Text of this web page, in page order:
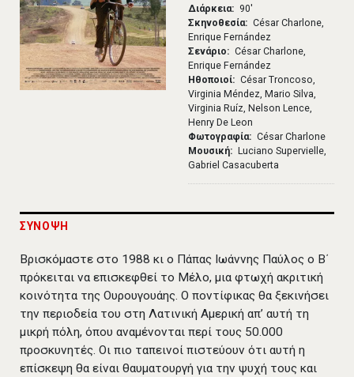
ΣΥΝΟΨΗ
Βρισκόμαστε στο 1988 κι ο Πάπας Ιωάννης Παύλος ο Β΄
πρόκειται να επισκεφθεί το Μέλο, μια φτωχή ακριτική
κοινότητα της Ουρουγουάης. Ο ποντίφικας θα ξεκινήσει
την περιοδεία του στη Λατινική Αμερική απ’ αυτή τη
μικρή πόλη, όπου αναμένονται περί τους 50.000
προσκυνητές. Οι πιο ταπεινοί πιστεύουν ότι αυτή η
επίσκεψη θα είναι θαυματουργή για την ψυχή τους και
Διάρκεια
90′
Σκηνοθεσία
César Charlone,
Enrique Fernández
Σενάριο
César Charlone,
Enrique Fernández
Ηθοποιοί
César Troncoso,
Virginia Méndez, Mario Silva,
Virginia Ruíz, Nelson Lence,
Henry De Leon
Φωτογραφία
César Charlone
Μουσική
Luciano Supervielle,
Gabriel Casacuberta